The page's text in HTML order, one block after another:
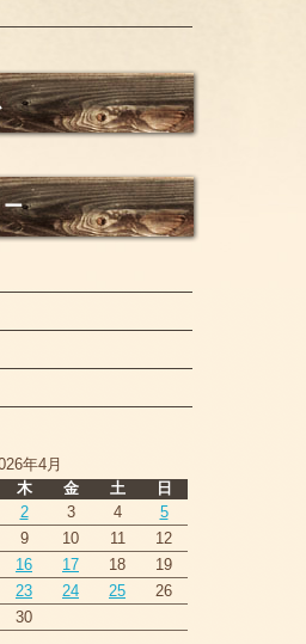
年4月
木 金 土
日
2 3 4
5
9 10 11
12
16 17 18
19
23 24 25
26
30